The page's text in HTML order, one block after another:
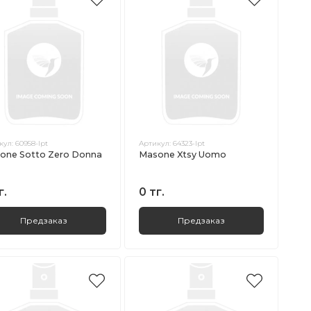
60958-lpt
Sotto Zero Donna
Предзаказ
Артикул:64323-lpt
Masone Xtsy Uomo
0 тг.
Предзаказ